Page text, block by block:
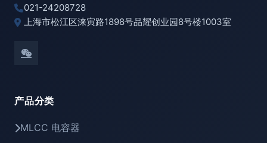
021-24208728
上海市松江区涞寅路1898号品耀创业园8号楼1003室
产品分类
MLCC 电容器